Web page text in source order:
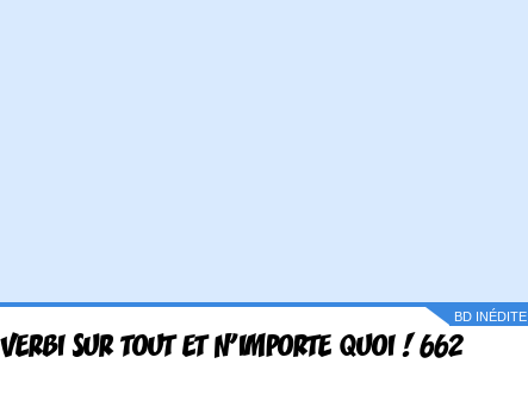
BD INÉDITE
VERBI SUR TOUT ET N'IMPORTE QUOI ! 662